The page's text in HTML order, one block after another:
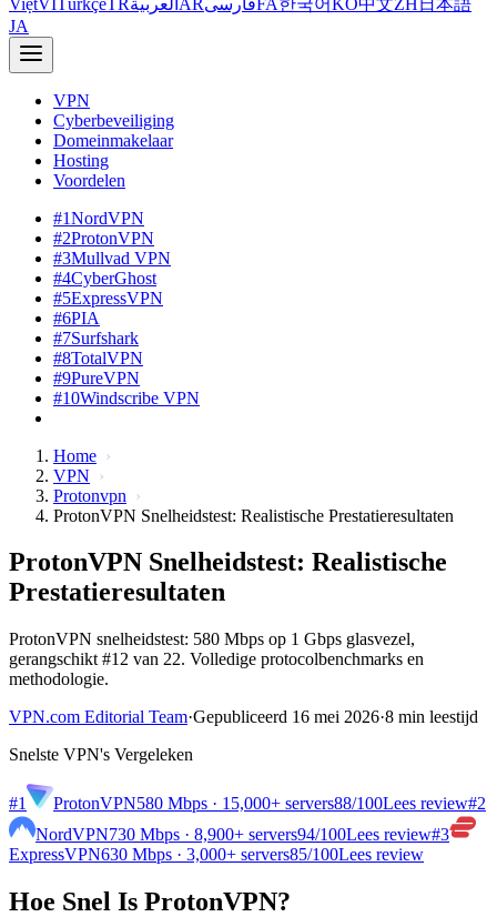
JA
VPN
Cyberbeveiliging
Domeinmakelaar
Hosting
Voordelen
#1NordVPN
#2ProtonVPN
#3Mullvad VPN
#4CyberGhost
#5ExpressVPN
#6PIA
#7Surfshark
#8TotalVPN
#9PureVPN
#10Windscribe VPN
Home
VPN
Protonvpn
ProtonVPN Snelheidstest: Realistische Prestatieresultaten
ProtonVPN Snelheidstest: Realistische
Prestatieresultaten
ProtonVPN snelheidstest: 580 Mbps op 1 Gbps glasvezel,
gerangschikt #12 van 22. Volledige protocolbenchmarks en
methodologie.
VPN.com Editorial Team·Gepubliceerd 16 mei 2026·8 min leestijd
Snelste VPN's Vergeleken
#1 ProtonVPN580 Mbps · 15,000+ servers88/100Lees review#2
NordVPN730 Mbps · 8,900+ servers94/100Lees review#3
ExpressVPN630 Mbps · 3,000+ servers85/100Lees review
Hoe Snel Is ProtonVPN?